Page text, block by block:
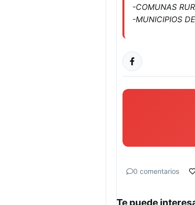
-COMUNAS
-MUNICIPIOS
0 comentarios
Te puede